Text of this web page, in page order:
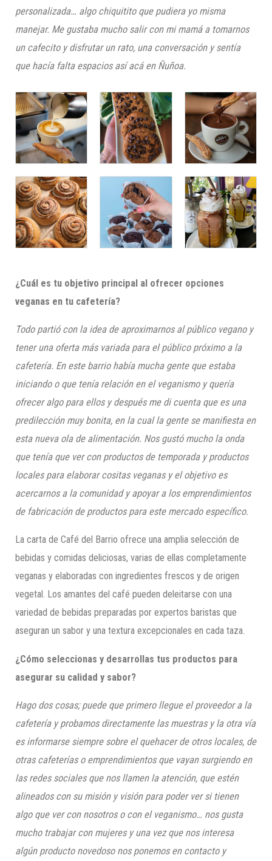
personalizada… algo chiquitito que pudiera yo misma
manejar. Me gustaba mucho salir con mi mamá a tomarnos
un cafecito y disfrutar un rato, una conversación y sentía
que hacía falta espacios así acá en Ñuñoa.
¿Cuál es tu objetivo principal al ofrecer opciones
veganas en tu cafetería?
Todo partió con la idea de aproximarnos al público vegano y
tener una oferta más variada para el público próximo a la
cafetería. En este barrio había mucha gente que estaba
iniciando o que tenía relación en el veganismo y quería
ofrecer algo para ellos y después me di cuenta que es una
predilección muy bonita, en la cual la gente se manifiesta en
esta nueva ola de alimentación. Nos gustó mucho la onda
que tenía que ver con productos de temporada y productos
locales para elaborar cositas veganas y el objetivo es
acercarnos a la comunidad y apoyar a los emprendimientos
de fabricación de productos para este mercado específico.
La carta de Café del Barrio ofrece una amplia selección de
bebidas y comidas deliciosas, varias de ellas completamente
veganas y elaboradas con ingredientes frescos y de origen
vegetal. Los amantes del café pueden deleitarse con una
variedad de bebidas preparadas por expertos baristas que
aseguran un sabor y una textura excepcionales en cada taza.
¿Cómo seleccionas y desarrollas tus productos para
asegurar su calidad y sabor?
Hago dos cosas; puede que primero llegue el proveedor a la
cafetería y probamos directamente las muestras y la otra vía
es informarse siempre sobre el quehacer de otros locales, de
otras cafeterías o emprendimientos que vayan surgiendo en
las redes sociales que nos llamen la atención, que estén
alineados con su misión y visión para poder ver si tienen
algo que ver con nosotros o con el veganismo… nos gusta
mucho trabajar con mujeres y una vez que nos interesa
algún producto novedoso nos ponemos en contacto y